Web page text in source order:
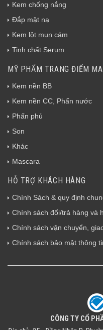
Kem chống nắng
Đắp mặt nạ
Kem lột mụn cám
Tinh chất Serum
MỸ PHẨM TRANG ĐIỂM
Kem nền BB
Kem nền CC, Phấn nước
Phấn phủ
Son
Khác
Mascara
HỖ TRỢ KHÁCH HÀNG
Chính Sách & quy định
Chính sách đổi/trả hàng và
Chính sách vận chuyển,
Chính sách bảo mật thông
CÔNG TY CỔ